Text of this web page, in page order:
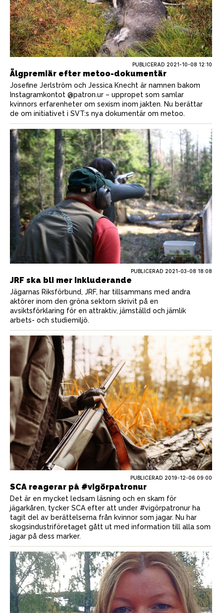
PUBLICERAD 2021-10-08 12:10
Älgpremiär efter metoo-dokumentär
Josefine Jerlström och Jessica Knecht är namnen bakom
Instagramkontot @patron.ur – uppropet som samlar
kvinnors erfarenheter om sexism inom jakten. Nu berättar
de om initiativet i SVT:s nya dokumentär om metoo.
PUBLICERAD 2021-03-08 18:08
JRF ska bli mer inkluderande
Jägarnas Riksförbund, JRF, har tillsammans med andra
aktörer inom den gröna sektorn skrivit på en
avsiktsförklaring för en attraktiv, jämställd och jämlik
arbets- och studiemiljö.
PUBLICERAD 2019-12-06 09:00
SCA reagerar på #vigörpatronur
Det är en mycket ledsam läsning och en skam för
jägarkåren, tycker SCA efter att under #vigörpatronur ha
tagit del av berättelserna från kvinnor som jagar. Nu har
skogsindustriföretaget gått ut med information till alla som
jagar på dess marker.